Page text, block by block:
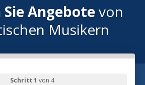
Angebotevon
Musikern
Schritt 1 von 4